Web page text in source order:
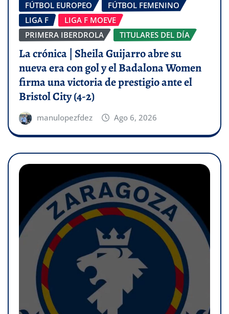
FÚTBOL EUROPEO
FÚTBOL FEMENINO
LIGA F
LIGA F MOEVE
PRIMERA IBERDROLA
TITULARES DEL DÍA
La crónica | Sheila Guijarro abre su
nueva era con gol y el Badalona Women
firma una victoria de prestigio ante el
Bristol City (4-2)
manulopezfdez Ago 6, 2026